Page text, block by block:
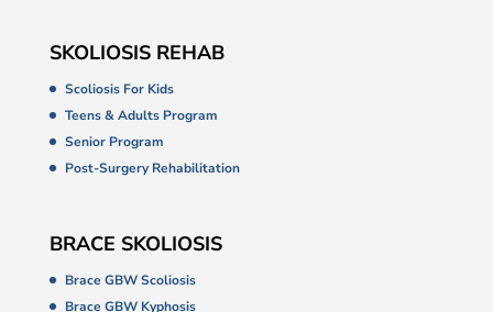
SKOLIOSIS REHAB
Scoliosis For Kids
Teens & Adults Program
Senior Program
Post-Surgery Rehabilitation
BRACE SKOLIOSIS
Brace GBW Scoliosis
Brace GBW Kyphosis